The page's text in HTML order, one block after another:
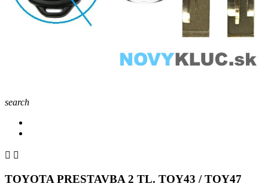
search
 
TOYOTA PRESTAVBA 2 TL. TOY43 / TOY47